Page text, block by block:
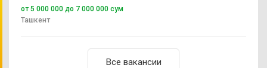
от 5 000 000 до 7 000 000 сум
Ташкент
Все вакансии